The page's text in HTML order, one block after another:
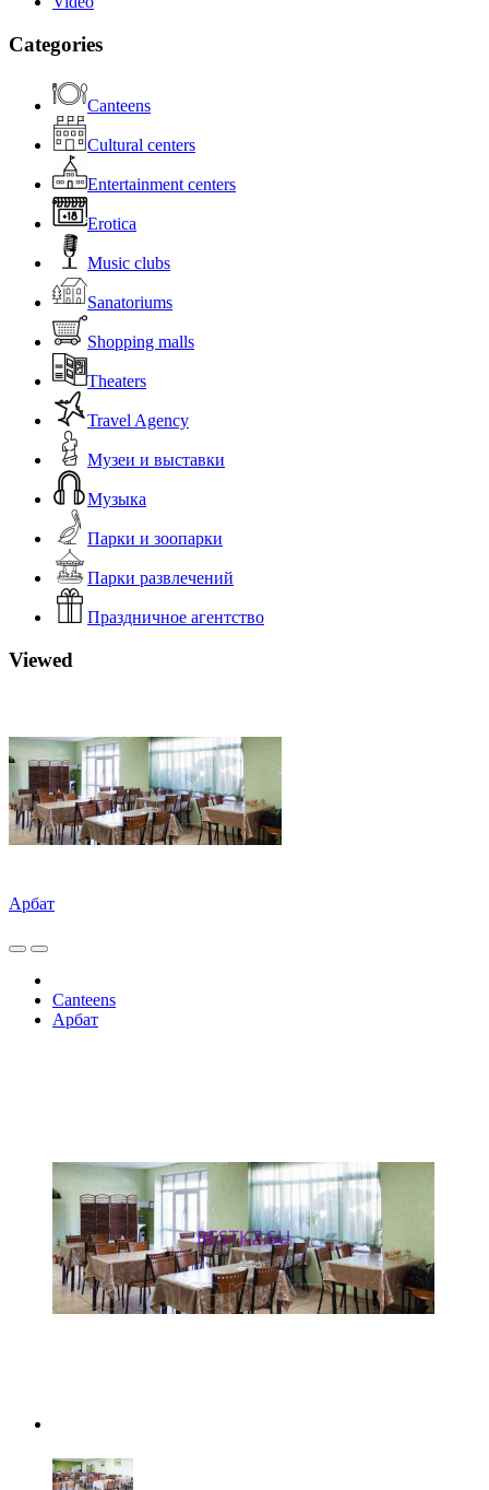
Categories
Canteens
Cultural centers
Entertainment centers
Erotica
Music clubs
Sanatoriums
Shopping malls
Theaters
Travel Agency
Музеи и выставки
Музыка
Парки и зоопарки
Парки развлечений
Праздничное агентство
Viewed
Арбат
Canteens
Арбат